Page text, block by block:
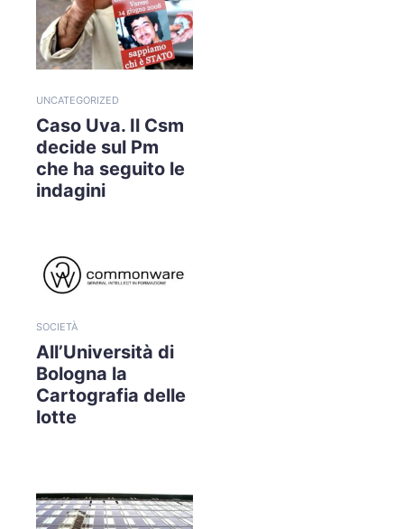
UNCATEGORIZED
Caso Uva. Il Csm
decide sul Pm
che ha seguito le
indagini
SOCIETÀ
All’Università di
Bologna la
Cartografia delle
lotte